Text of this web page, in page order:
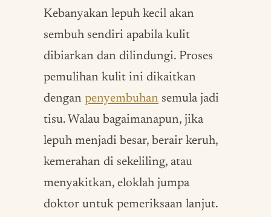
Kebanyakan lepuh kecil akan
sembuh sendiri apabila kulit
dibiarkan dan dilindungi. Proses
pemulihan kulit ini dikaitkan
dengan penyembuhan semula jadi
tisu. Walau bagaimanapun, jika
lepuh menjadi besar, berair keruh,
kemerahan di sekeliling, atau
menyakitkan, eloklah jumpa
doktor untuk pemeriksaan lanjut.